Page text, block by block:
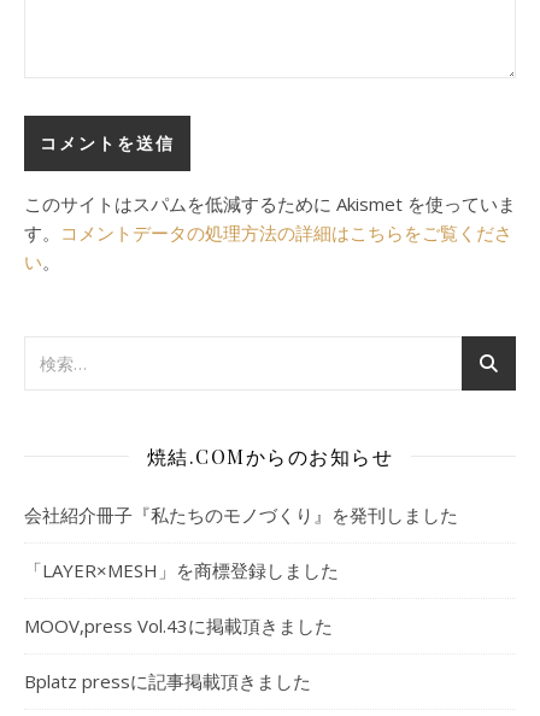
このサイトはスパムを低減するために Akismet を使っていま
す。 コメントデータの処理方法の詳細はこちらをご覧くださ
い。
焼結.COMからのお知らせ
会社紹介冊子『私たちのモノづくり』を発刊しました
「LAYER×MESH」を商標登録しました
MOOV,press Vol.43に掲載頂きました
Bplatz pressに記事掲載頂きました